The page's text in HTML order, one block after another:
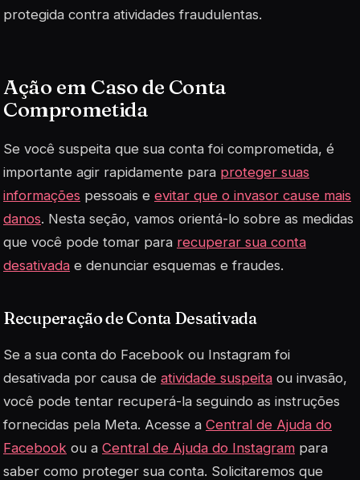
protegida contra atividades fraudulentas.
Ação em Caso de Conta
Comprometida
Se você suspeita que sua conta foi comprometida, é
importante agir rapidamente para proteger suas
informações pessoais e evitar que o invasor cause mais
danos. Nesta seção, vamos orientá-lo sobre as medidas
que você pode tomar para recuperar sua conta
desativada e denunciar esquemas e fraudes.
Recuperação de Conta Desativada
Se a sua conta do Facebook ou Instagram foi
desativada por causa de atividade suspeita ou invasão,
você pode tentar recuperá-la seguindo as instruções
fornecidas pela Meta. Acesse a Central de Ajuda do
Facebook ou a Central de Ajuda do Instagram para
saber como proteger sua conta. Solicitaremos que